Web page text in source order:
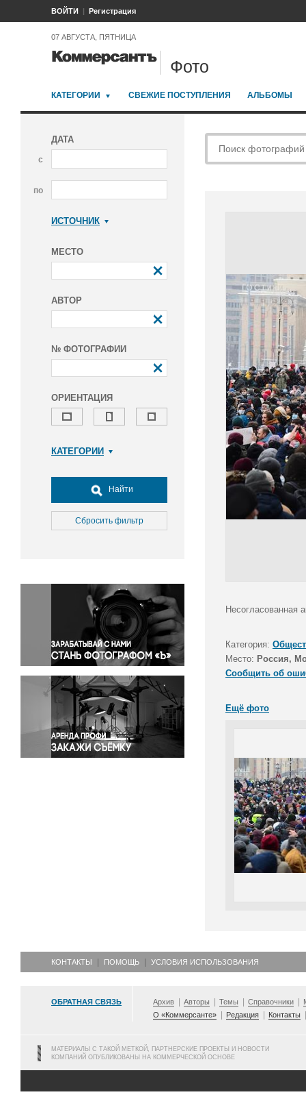
ВОЙТИ Регистрация
07 АВГУСТА, ПЯТНИЦА
Фото
КАТЕГОРИИ СВЕЖИЕ ПОСТУПЛЕНИЯ АЛЬБОМЫ
ДАТА
с
по
ИСТОЧНИК
МЕСТО
АВТОР
№ ФОТОГРАФИИ
ОРИЕНТАЦИЯ
КАТЕГОРИИ
Досуг, туризм и отдых
Культура
Медицина
Окружающая среда
Политика
Правосудие
Происшествия и конфликты
Религия
Светская жизнь
Спорт
Экология
Экономика и бизнес
Найти
Сбросить фильтр
Несогласованная
Категория:
Место: Россия,
Сообщить об
Ещё фото
КОНТАКТЫ ПОМОЩЬ УСЛОВИЯ ИСПОЛЬЗОВАНИЯ
ОБРАТНАЯ СВЯЗЬ Архив Авторы Темы Справочники
О «Коммерсанте»
Редакция Контакты
МАТЕРИАЛЫ С ТАКОЙ МЕТКОЙ, ПАРТНЕРСКИЕ ПРОЕКТЫ И НОВОСТИ
КОМПАНИЙ ОПУБЛИКОВАНЫ НА КОММЕРЧЕСКОЙ ОСНОВЕ